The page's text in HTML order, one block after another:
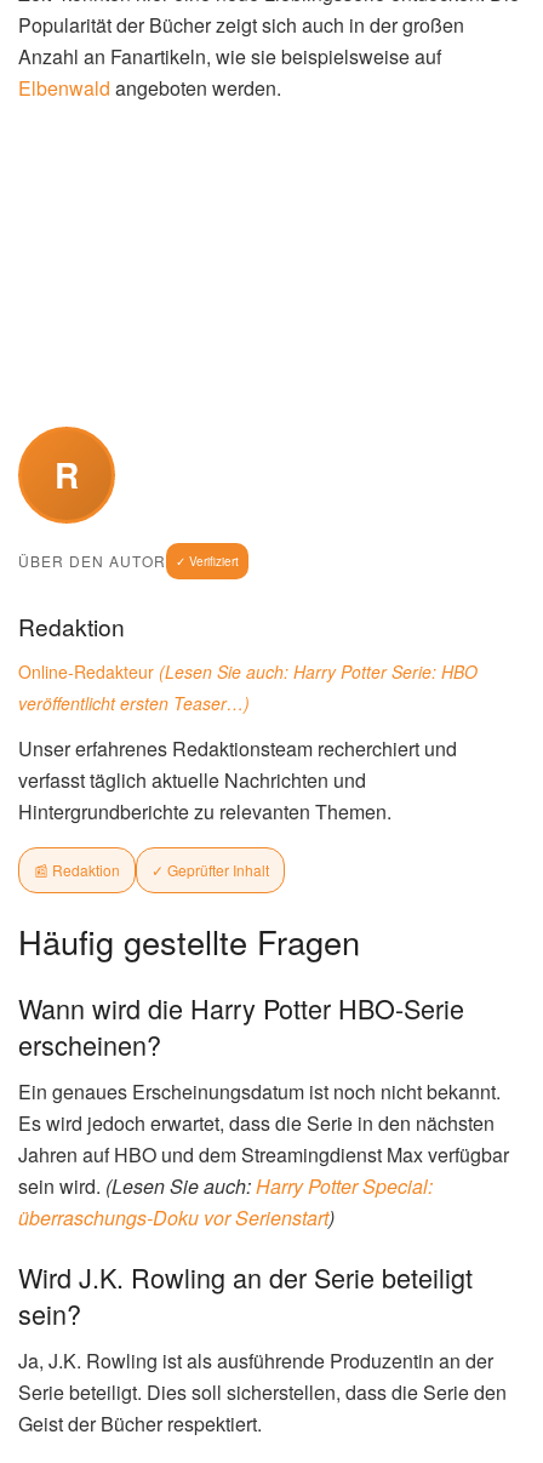
Popularität der Bücher zeigt sich auch in der großen
Anzahl an Fanartikeln, wie sie beispielsweise auf
Elbenwald angeboten werden.
R
ÜBER DEN AUTOR ✓ Verifiziert
Redaktion
Online-Redakteur (Lesen Sie auch: Harry Potter Serie: HBO
veröffentlicht ersten Teaser…)
Unser erfahrenes Redaktionsteam recherchiert und
verfasst täglich aktuelle Nachrichten und
Hintergrundberichte zu relevanten Themen.
📰 Redaktion ✓ Geprüfter Inhalt
Häufig gestellte Fragen
Wann wird die Harry Potter HBO-Serie
erscheinen?
Ein genaues Erscheinungsdatum ist noch nicht bekannt.
Es wird jedoch erwartet, dass die Serie in den nächsten
Jahren auf HBO und dem Streamingdienst Max verfügbar
sein wird. (Lesen Sie auch:Harry Potter Special:
überraschungs-Doku vor Serienstart)
Wird J.K. Rowling an der Serie beteiligt
sein?
Ja, J.K. Rowling ist als ausführende Produzentin an der
Serie beteiligt. Dies soll sicherstellen, dass die Serie den
Geist der Bücher respektiert.